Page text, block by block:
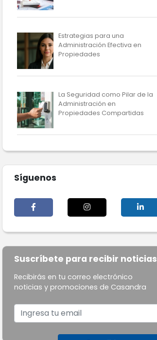
Estrategias para una
Administración Efectiva en
Propiedades
La Seguridad como Pilar de la
Administración en
Propiedades Compartidas
Síguenos
Suscríbete para recibir noticias
Recibirás en tu correo electrónico
noticias y promociones de Casandra